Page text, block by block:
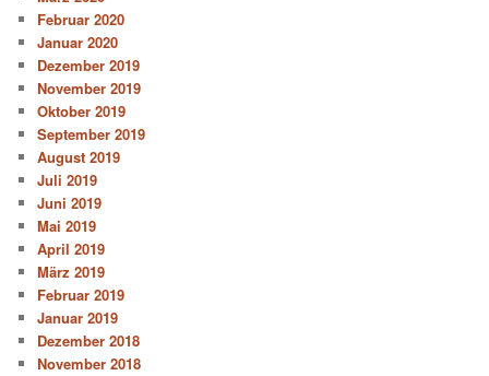
Februar 2020
Januar 2020
Dezember 2019
November 2019
Oktober 2019
September 2019
August 2019
Juli 2019
Juni 2019
Mai 2019
April 2019
März 2019
Februar 2019
Januar 2019
Dezember 2018
November 2018